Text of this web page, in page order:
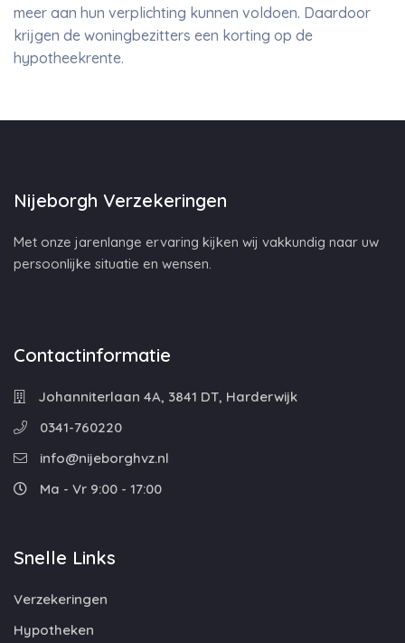
meer aan hun verplichting kunnen voldoen. Daardoor
krijgen de woningbezitters een korting op de
hypotheekrente.
Nijeborgh Verzekeringen
Met onze jarenlange ervaring kijken wij vakkundig naar uw
persoonlijke situatie en wensen.
Contactinformatie
Johanniterlaan 4A, 3841 DT, Harderwijk
0341-760220
info@nijeborghvz.nl
Ma - Vr 9:00 - 17:00
Snelle Links
Verzekeringen
Hypotheken